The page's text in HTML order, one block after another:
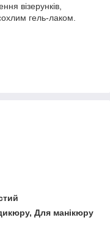
візерунків,
гель-лаком.
Для манікюру